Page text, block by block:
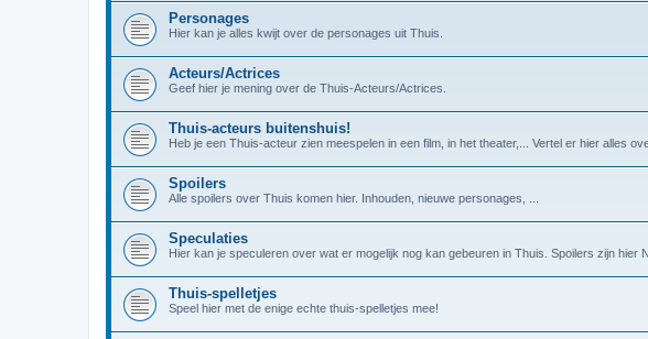
Personages
Hier kan je alles kwijt over de personages uit Thuis.
Acteurs/Actrices
Geef hier je mening over de Thuis-Acteurs/Actrices.
Thuis-acteurs buitenshuis!
Heb je een Thuis-acteur zien meespelen in een film, in het theater,... Vertel er hier alles
Spoilers
Alle spoilers over Thuis komen hier. Inhouden, nieuwe personages, ...
Speculaties
Hier kan je speculeren over wat er mogelijk nog kan gebeuren in Thuis. Spoilers zijn hier
Thuis-spelletjes
Speel hier met de enige echte thuis-spelletjes mee!